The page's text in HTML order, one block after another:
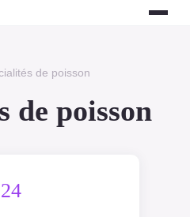
de poisson
de poisson